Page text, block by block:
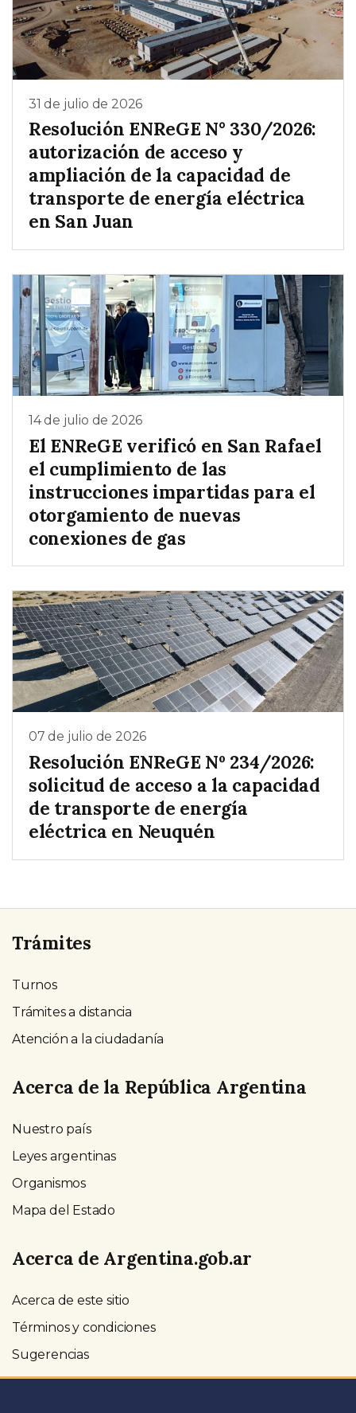
31 de julio de 2026
Resolución ENReGE N° 330/2026:
autorización de acceso y
ampliación de la capacidad de
transporte de energía eléctrica
en San Juan
14 de julio de 2026
El ENReGE verificó en San Rafael
el cumplimiento de las
instrucciones impartidas para el
otorgamiento de nuevas
conexiones de gas
07 de julio de 2026
Resolución ENReGE Nº 234/2026:
solicitud de acceso a la capacidad
de transporte de energía
eléctrica en Neuquén
Trámites
Turnos
Trámites a distancia
Atención a la ciudadanía
Acerca de la República Argentina
Nuestro país
Leyes argentinas
Organismos
Mapa del Estado
Acerca de Argentina.gob.ar
Acerca de este sitio
Términos y condiciones
Sugerencias